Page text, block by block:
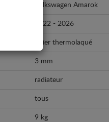
Volkswagen Amarok
2022 - 2026
Acier thermolaqué
3 mm
radiateur
tous
9 kg